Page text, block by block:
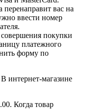
перенаправит вас на
ввести номер
покупки
платежного
форму по
интернет-магазине
Когда товар